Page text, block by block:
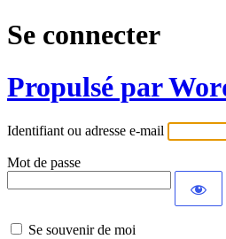
Se connecter
Propulsé par
Identifiant ou adresse e-mail
Mot de passe
Se souvenir de moi